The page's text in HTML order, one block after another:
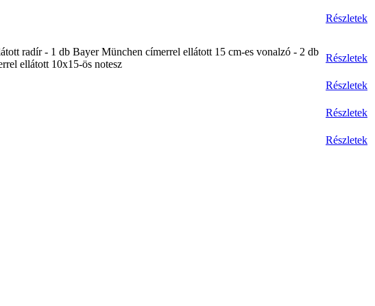
Részletek
radír - 1 db Bayer München címerrel ellátott 15 cm-es vonalzó - 2 db
ellátott 10x15-ös notesz
Részletek
Részletek
Részletek
Részletek